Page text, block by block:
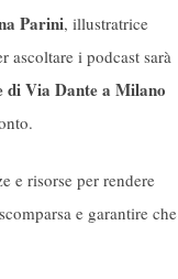
Parini, illustratrice
ascoltare i podcast sarà
di Via Dante a Milano
e risorse per rendere
e garantire che